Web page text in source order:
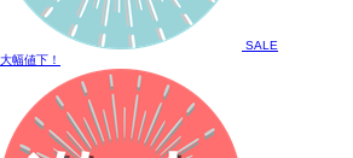
SALE
大幅値下！